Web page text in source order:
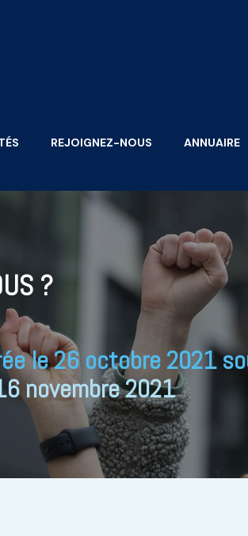
REJOIGNEZ-NOUS ANNUAIRE
?
le 26 octobre 2021
novembre 2021